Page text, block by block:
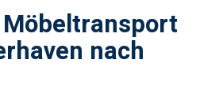
nach